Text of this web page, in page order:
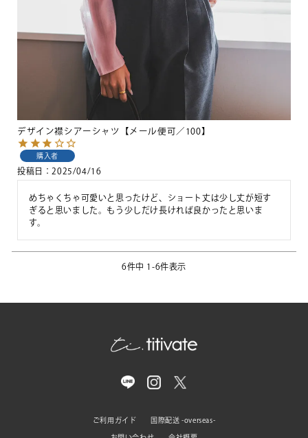
デザイン襟シアーシャツ【メール便可／100】
購入者
投稿日 2025/04/16
めちゃくちゃ可愛いと思ったけど、ショート丈は少し丈が短す
ぎると思いました。もう少しだけ長ければ良かったと思いま
す。
6件中 1 -6件表示
ご利用ガイド 国際配送 -overseas-